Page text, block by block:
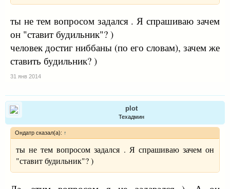
ты не тем вопросом задался . Я спрашиваю зачем
он "ставит будильник"? )
человек достиг ниббаны (по его словам), зачем же
ставить будильник? )
31 янв 2014
plot
Техадмин
Ондатр сказал(а): ↑
ты не тем вопросом задался . Я спрашиваю зачем он
"ставит будильник"? )